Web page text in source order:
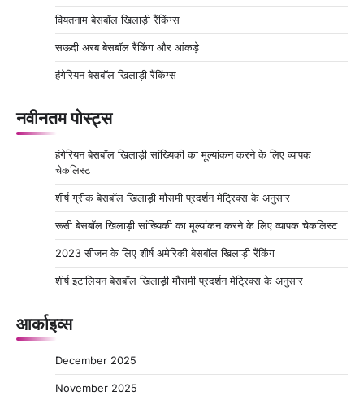
वियतनाम बेसबॉल खिलाड़ी रैंकिंग्स
सऊदी अरब बेसबॉल रैंकिंग और आंकड़े
हंगेरियन बेसबॉल खिलाड़ी रैंकिंग्स
नवीनतम पोस्ट्स
हंगेरियन बेसबॉल खिलाड़ी सांख्यिकी का मूल्यांकन करने के लिए व्यापक
चेकलिस्ट
शीर्ष ग्रीक बेसबॉल खिलाड़ी मौसमी प्रदर्शन मेट्रिक्स के अनुसार
रूसी बेसबॉल खिलाड़ी सांख्यिकी का मूल्यांकन करने के लिए व्यापक चेकलिस्ट
2023 सीजन के लिए शीर्ष अमेरिकी बेसबॉल खिलाड़ी रैंकिंग
शीर्ष इटालियन बेसबॉल खिलाड़ी मौसमी प्रदर्शन मेट्रिक्स के अनुसार
आर्काइव्स
December 2025
November 2025